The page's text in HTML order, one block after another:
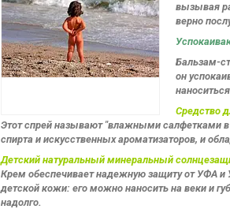
вызывая
верно
Бальзам-
он
Средство
Этот спрей называют "влажными салфетками в
спирта и искусственных ароматизаторов, и
Детский натуральный минеральный
Крем обеспечивает надежную защиту от УФА и
детской кожи: его можно наносить на веки и
надолго.